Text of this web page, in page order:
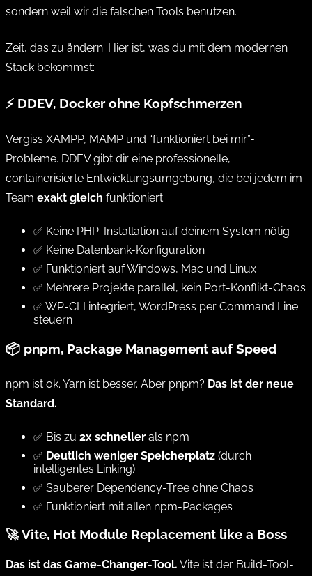
sondern weil wir die falschen Tools benutzen.
Zeit, das zu ändern. Hier ist, was du mit dem modernen
Stack bekommst:
⚡ DDEV, Docker ohne Kopfschmerzen
Vergiss XAMPP, MAMP und “funktioniert bei mir”-
Probleme. DDEV gibt dir eine professionelle,
containerisierte Entwicklungsumgebung, die bei jedem im
Team exakt gleich funktioniert.
✅ Keine PHP-Installation auf deinem System nötig
✅ Keine Datenbank-Konfiguration
✅ Funktioniert auf Windows, Mac und Linux
✅ Mehrere Projekte parallel, kein Port-Konflikt-Chaos
✅ WP-CLI integriert, WordPress per Command Line
steuern
📦 pnpm, Package Management auf Speed
npm ist ok. Yarn ist besser. Aber pnpm? Das ist der neue
Standard.
✅ Bis zu 2x schneller als npm
✅ Deutlich weniger Speicherplatz (durch
intelligentes Linking)
✅ Sauberer Dependency-Tree ohne Chaos
✅ Funktioniert mit allen npm-Packages
🚀 Vite, Hot Module Replacement like a Boss
Das ist das Game-Changer-Tool. Vite ist der Build-Tool-